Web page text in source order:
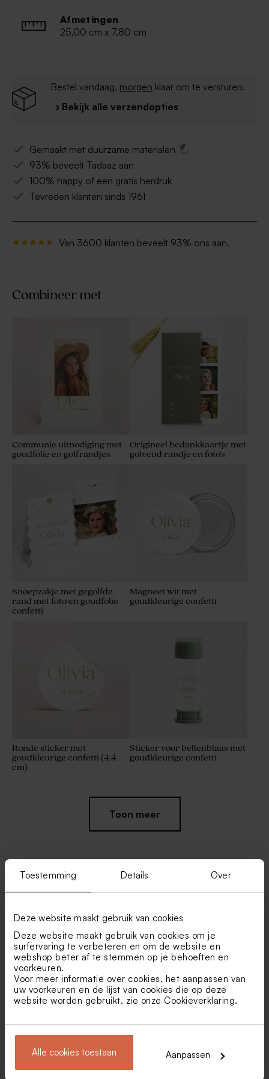
Toestemming Details Over
Deze website maakt gebruik van cookies
Deze website maakt gebruik van cookies om je
surfervaring te verbeteren en om de website en
webshop beter af te stemmen op je behoeften en
voorkeuren.
Voor meer informatie over cookies, het aanpassen van
uw voorkeuren en de lijst van cookies die op deze
website worden gebruikt, zie onze Cookieverklaring.
Alle cookies toestaan Aanpassen
bijvoorbeeld Pringles Chips.
Afmetingen
25,00 cm x 7,80 cm
Bestel vandaag, morgen klaar om te versturen.
› Bekijk alle verzendopties
Gemaakt met duurzame materialen
93% beveelt Tadaaz aan
100% happy of een gratis herdruk
Tevreden klanten sinds 1961
Van 3600 klanten beveelt 93% ons aan.
Combineer met
Communie uitnodiging met
goudfolie en golfrandjes
Origineel bedankkaartje met
golvend randje en foto's
Snoepzakje met gegolfde
rand met foto en goudfolie
confetti
Magneet wit met
goudkleurige confetti
Ronde sticker met
goudkleurige confetti (4,4
cm)
Sticker voor bellenblaas met
goudkleurige confetti
Placemat met goudkleurige
Vlaggenlijn met foto's en
Toon meer
Vind je misschien ook leuk
Labeltje met naam in
goudfolie
en naam in goudfolie